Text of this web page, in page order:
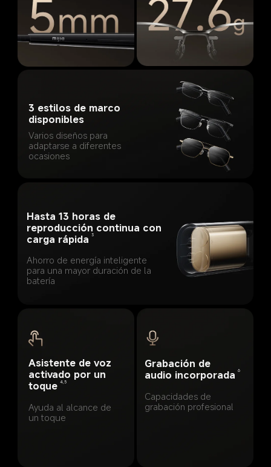
3 estilos de marco
disponibles
Varios diseños para
adaptarse a diferentes
ocasiones
Hasta 13 horas de
reproducción continua con
carga rápida 3
Ahorro de energía inteligente
para una mayor duración de la
batería
Asistente de voz
activado por un
toque 4,5
Ayuda al alcance de
un toque
Grabación de
audio incorporada 6
Capacidades de
grabación profesional